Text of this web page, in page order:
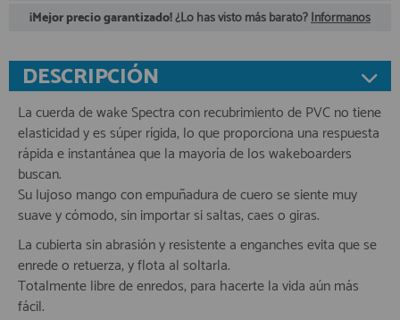
¡Mejor precio garantizado!¿Lo has visto más barato?Infórmanos
DESCRIPCIÓN
La cuerda de wake Spectra con recubrimiento de PVC no tiene
elasticidad y es súper rígida, lo que proporciona una respuesta
rápida e instantánea que la mayoría de los wakeboarders
buscan.
Su lujoso mango con empuñadura de cuero se siente muy
suave y cómodo, sin importar si saltas, caes o giras.
La cubierta sin abrasión y resistente a enganches evita que se
enrede o retuerza, y flota al soltarla.
Totalmente libre de enredos, para hacerte la vida aún más
fácil.